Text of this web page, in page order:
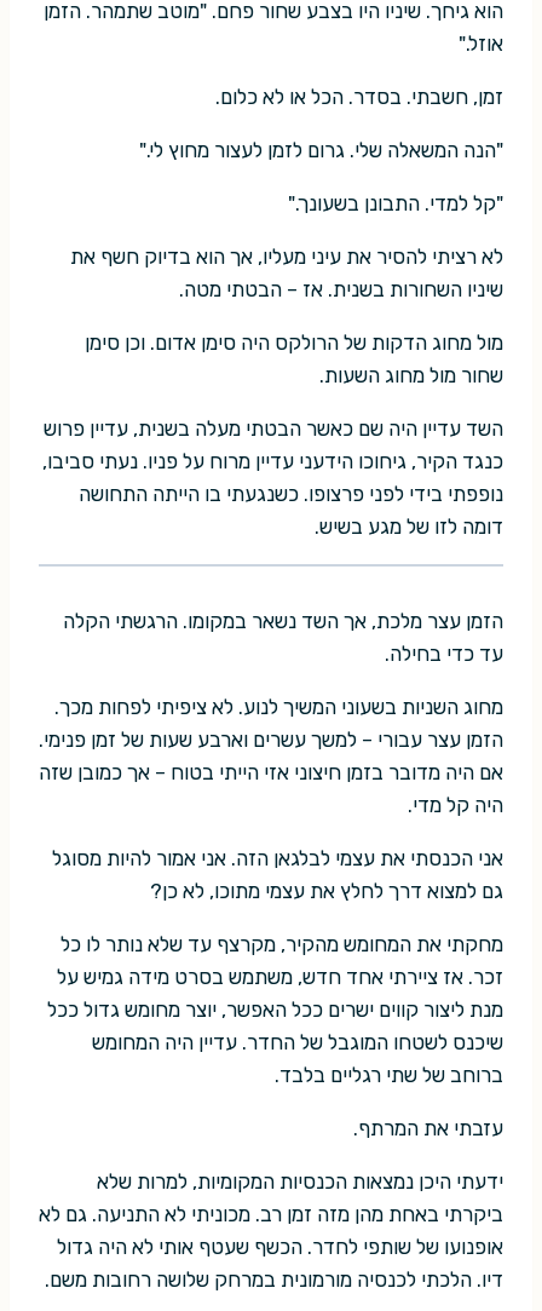
הוא גיחך. שיניו היו בצבע שחור פחם. "מוטב שתמהר. הזמן
אוזל."
זמן, חשבתי. בסדר. הכל או לא כלום.
"הנה המשאלה שלי. גרום לזמן לעצור מחוץ לי."
"קל למדי. התבונן בשעונך."
לא רציתי להסיר את עיני מעליו, אך הוא בדיוק חשף את
שיניו השחורות בשנית. אז – הבטתי מטה.
מול מחוג הדקות של הרולקס היה סימן אדום. וכן סימן
שחור מול מחוג השעות.
השד עדיין היה שם כאשר הבטתי מעלה בשנית, עדיין פרוש
כנגד הקיר, גיחוכו הידעני עדיין מרוח על פניו. נעתי סביבו,
נופפתי בידי לפני פרצופו. כשנגעתי בו הייתה התחושה
דומה לזו של מגע בשיש.
הזמן עצר מלכת, אך השד נשאר במקומו. הרגשתי הקלה
עד כדי בחילה.
מחוג השניות בשעוני המשיך לנוע. לא ציפיתי לפחות מכך.
הזמן עצר עבורי – למשך עשרים וארבע שעות של זמן פנימי.
אם היה מדובר בזמן חיצוני אזי הייתי בטוח – אך כמובן שזה
היה קל מדי.
אני הכנסתי את עצמי לבלגאן הזה. אני אמור להיות מסוגל
גם למצוא דרך לחלץ את עצמי מתוכו, לא כן?
מחקתי את המחומש מהקיר, מקרצף עד שלא נותר לו כל
זכר. אז ציירתי אחד חדש, משתמש בסרט מידה גמיש על
מנת ליצור קווים ישרים ככל האפשר, יוצר מחומש גדול ככל
שיכנס לשטחו המוגבל של החדר. עדיין היה המחומש
ברוחב של שתי רגליים בלבד.
עזבתי את המרתף.
ידעתי היכן נמצאות הכנסיות המקומיות, למרות שלא
ביקרתי באחת מהן מזה זמן רב. מכוניתי לא התניעה. גם לא
אופנועו של שותפי לחדר. הכשף שעטף אותי לא היה גדול
דיו. הלכתי לכנסיה מורמונית במרחק שלושה רחובות משם.